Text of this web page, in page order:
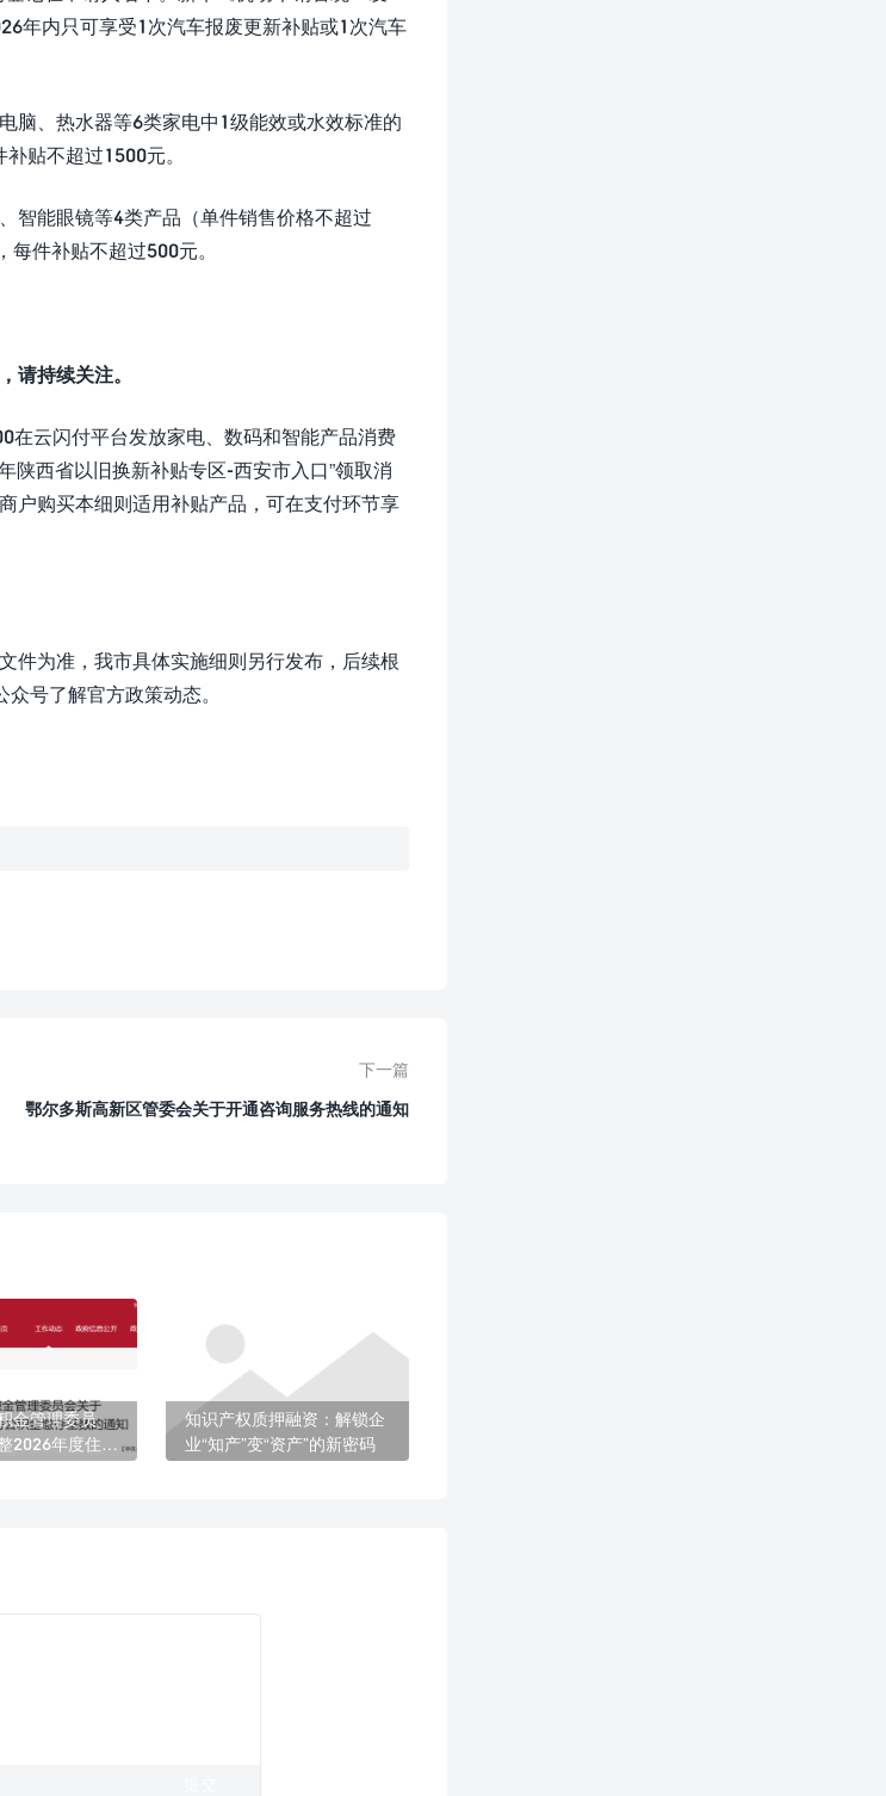
年内只可享受1次汽车报废更新补贴或1次汽车
脑、热水器等6类家电中1级能效或水效标准的
贴不超过1500元。
智能眼镜等4类产品（单件销售价格不超过
件补贴不超过500元。
请持续关注。
在云闪付平台发放家电、数码和智能产品消费
陕西省以旧换新补贴专区-西安市入口”领取消
户购买本细则适用补贴产品，可在支付环节享
件为准，我市具体实施细则另行发布，后续根
号了解官方政策动态。
下一篇
鄂尔多斯高新区管委会关于开通咨询服务热线的通知
金管理委员
2026年度住房
知识产权质押融资：解锁企
业“知产”变“资产”的新密码